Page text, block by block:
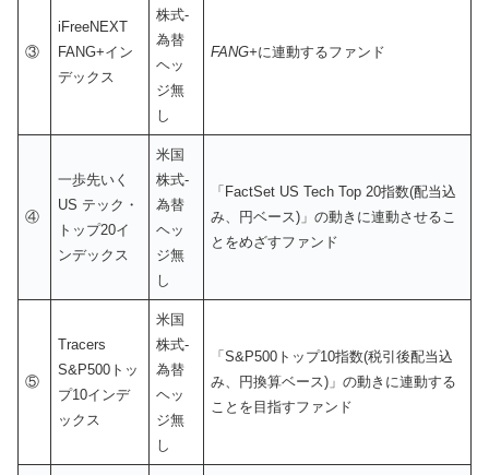
③
iFreeNEXT
FANG+イン
デックス
株式-
為替
ヘッ
ジ無
し
FANG+に連動するファンド
④
一歩先いく
US テック・
トップ20イ
ンデックス
米国
株式-
為替
ヘッ
ジ無
し
「FactSet US Tech Top 20指数(配当込
み、円ベース)」の動きに連動させるこ
とをめざすファンド
⑤
Tracers
S&P500トッ
プ10インデ
ックス
米国
株式-
為替
ヘッ
ジ無
し
「S&P500トップ10指数(税引後配当込
み、円換算ベース)」の動きに連動する
ことを目指すファンド